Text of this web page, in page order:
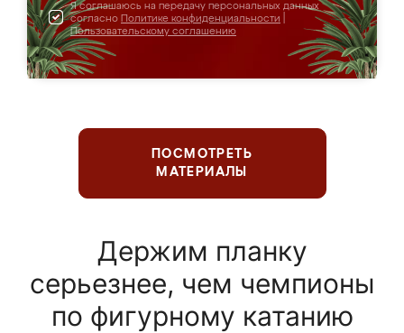
Я соглашаюсь на передачу персональных данных
согласно Политике конфиденциальности
Пользовательскому соглашению
ПОСМОТРЕТЬ
МАТЕРИАЛЫ
Держим планку
серьезнее, чем чемпионы
по фигурному катанию